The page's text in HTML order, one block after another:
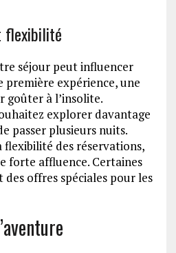
flexibilité
séjour peut influencer
première expérience, une
à l’insolite.
explorer davantage
passer plusieurs nuits.
des réservations,
forte affluence. Certaines
offres spéciales pour les